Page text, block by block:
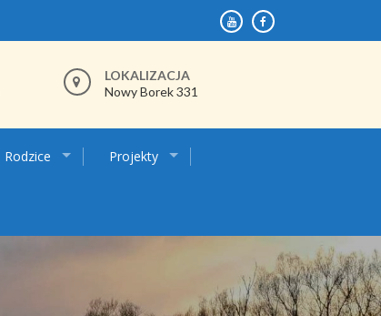
LOKALIZACJA
Nowy Borek 331
Rodzice Projekty